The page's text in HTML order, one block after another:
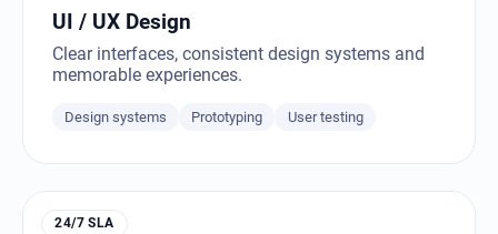
UI / UX Design
Clear interfaces, consistent design systems and
memorable experiences.
Design systems Prototyping User testing
24/7 SLA